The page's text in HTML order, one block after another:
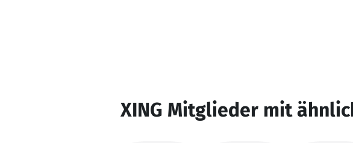
XING Mitglieder mit